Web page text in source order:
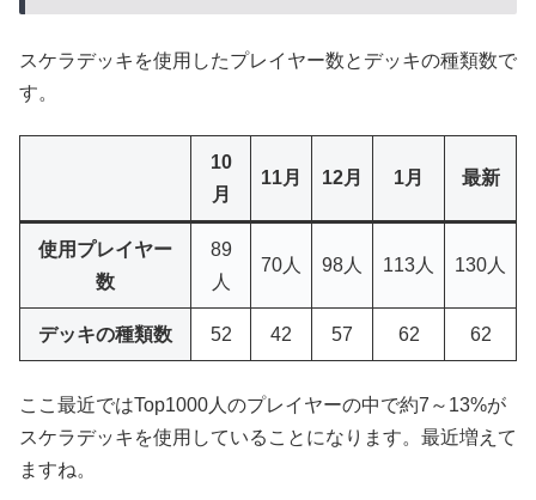
スケラデッキを使用したプレイヤー数とデッキの種類数で
す。
10
月
11月 12月 1月 最新
使用プレイヤー
数
89
人
70人 98人 113人 130人
デッキの種類数 52 42 57 62 62
ここ最近ではTop1000人のプレイヤーの中で約7～13%が
スケラデッキを使用していることになります。最近増えて
ますね。